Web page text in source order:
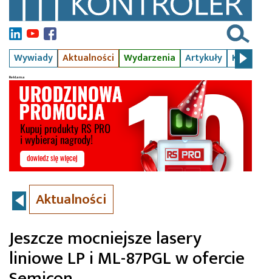
Wywiady Aktualności Wydarzenia Artykuły Kursy
Aktualności
Jeszcze mocniejsze lasery
liniowe LP i ML-87PGL w ofercie